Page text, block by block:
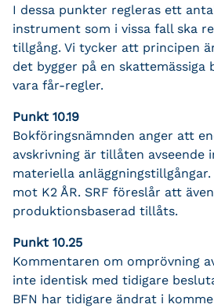
I dessa punkter regleras ett
instrument som i vissa fall ska
tillgång. Vi tycker att principen
det bygger på en skattemässiga
vara får-regler.
Punkt 10.19
Bokföringsnämnden anger att
avskrivning är tillåten avseende
materiella
mot K2 ÅR. SRF föreslår att även
produktionsbaserad tillåts.
Punkt 10.25
Kommentaren om omprövning
inte identisk med tidigare
BFN har tidigare ändrat i